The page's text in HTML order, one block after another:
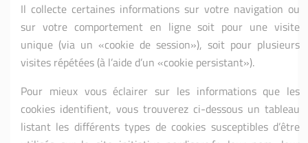
Il collecte certaines informations sur votre navigation ou
sur votre comportement en ligne soit pour une visite
unique (via un «cookie de session»), soit pour plusieurs
visites répétées (à l’aide d’un «cookie persistant»).
Pour mieux vous éclairer sur les informations que les
cookies identifient, vous trouverez ci-dessous un tableau
listant les différents types de cookies susceptibles d’être